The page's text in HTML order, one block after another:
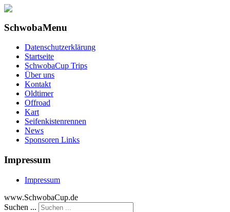
SchwobaMenu
Datenschutzerklärung
Startseite
SchwobaCup Trips
Über uns
Kontakt
Oldtimer
Offroad
Kart
Seifenkistenrennen
News
Sponsoren Links
Impressum
Impressum
www.SchwobaCup.de
Suchen ...